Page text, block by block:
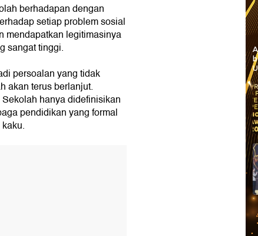
berhadapan dengan
setiap problem sosial
mendapatkan legitimasinya
sangat tinggi.
persoalan yang tidak
akan terus berlanjut.
hanya didefinisikan
pendidikan yang formal